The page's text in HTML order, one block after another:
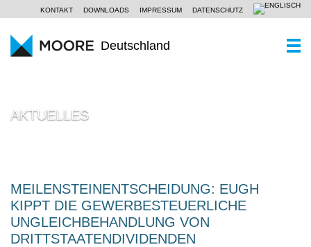
KONTAKT DOWNLOADS IMPRESSUM DATENSCHUTZ
Deutschland
Ein Kurzportrait
WAS KÖNNEN WIR
Unternehmensberatung
Branchen
AKTUELLES
KOMPETENZZENTREN
AKTUELLES
MEILENSTEINENTSCHEIDUNG: EUGH
KIPPT DIE GEWERBESTEUERLICHE
UNGLEICHBEHANDLUNG VON
DRITTSTAATENDIVIDENDEN